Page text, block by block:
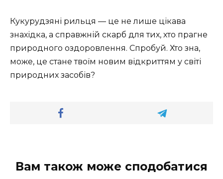
Кукурудзяні рильця — це не лише цікава
знахідка, а справжній скарб для тих, хто прагне
природного оздоровлення. Спробуй. Хто зна,
може, це стане твоїм новим відкриттям у світі
природних засобів?
Вам також може сподобатися